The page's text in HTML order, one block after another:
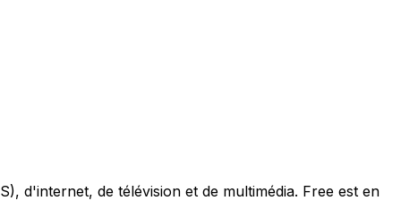
d'internet, de télévision et de multimédia. Free est en